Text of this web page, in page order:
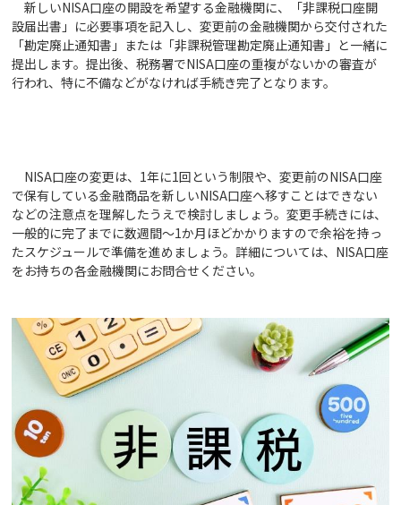
新しいNISA口座の開設を希望する金融機関に、「非課税口座開
設届出書」に必要事項を記入し、変更前の金融機関から交付された
「勘定廃止通知書」または「非課税管理勘定廃止通知書」と一緒に
提出します。提出後、税務署でNISA口座の重複がないかの審査が
行われ、特に不備などがなければ手続き完了となります。
NISA口座の変更は、1年に1回という制限や、変更前のNISA口座
で保有している金融商品を新しいNISA口座へ移すことはできない
などの注意点を理解したうえで検討しましょう。変更手続きには、
一般的に完了までに数週間～1か月ほどかかりますので余裕を持っ
たスケジュールで準備を進めましょう。詳細については、NISA口座
をお持ちの各金融機関にお問合せください。